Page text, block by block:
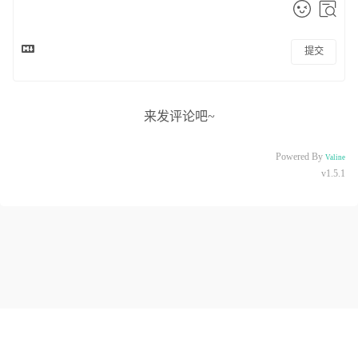
提交
来发评论吧~
Powered By Valine
v1.5.1